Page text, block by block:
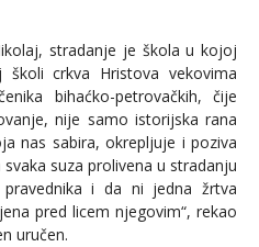
stradanje je škola u kojoj
crkva Hristova vekovima
bihaćko-petrovačkih, čije
nije samo istorijska rana
nas sabira, okrepljuje i poziva
suza prolivena u stradanju
i da ni jedna žrtva
pred licem njegovim“, rekao
uručen.